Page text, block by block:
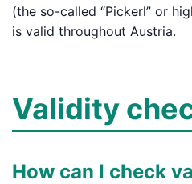
(the so-called “Pickerl” or
is valid throughout Austria.
Validity
How can I check